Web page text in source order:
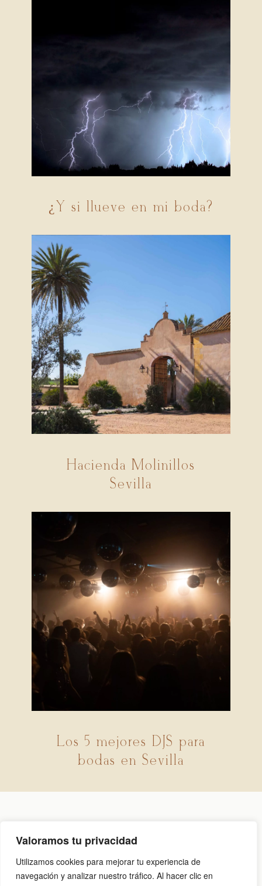
Valoramos tu privacidad
Utilizamos cookies para mejorar tu experiencia de
navegación y analizar nuestro tráfico. Al hacer clic en
¿Y si llueve en mi boda?
Hacienda Molinillos
Sevilla
Los 5 mejores DJS para
bodas en Sevilla
Aviso legal|Política de cookies